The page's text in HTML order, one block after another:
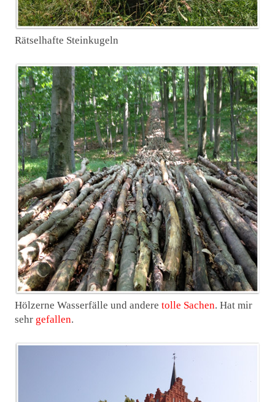
Rätselhafte Steinkugeln
Hölzerne Wasserfälle und andere tolle Sachen. Hat mir
sehr gefallen.